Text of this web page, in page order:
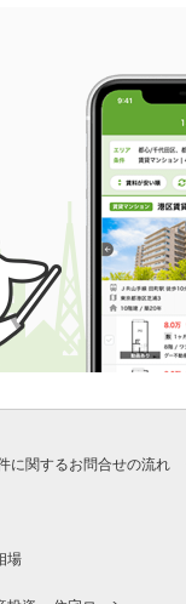
に関するお問合せの流れ
場